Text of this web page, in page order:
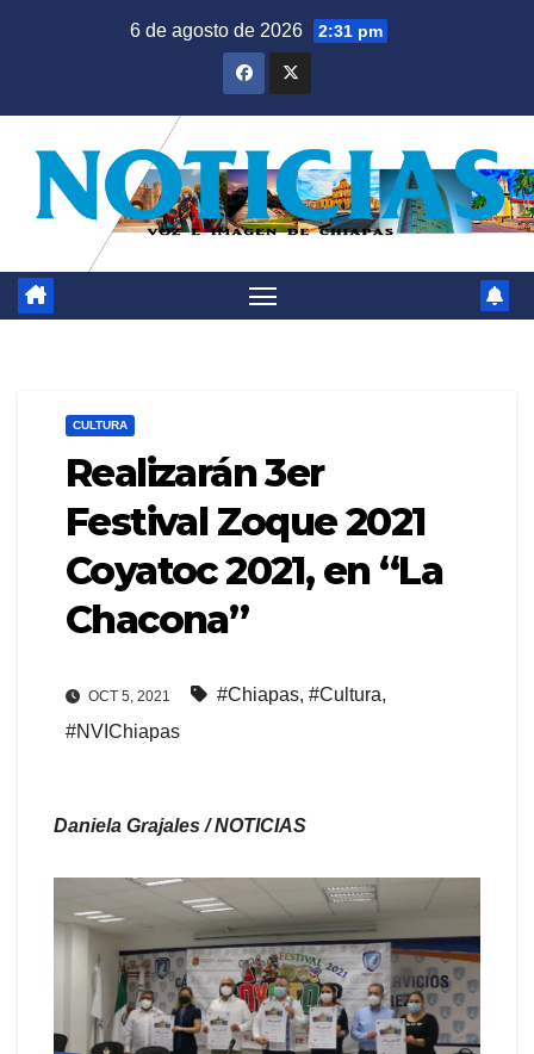
6 de agosto de 2026 2:31 pm
CULTURA
Realizarán 3er
Festival Zoque 2021
Coyatoc 2021, en “La
Chacona”
OCT 5, 2021 #Chiapas, #Cultura,
#NVIChiapas
Daniela Grajales / NOTICIAS